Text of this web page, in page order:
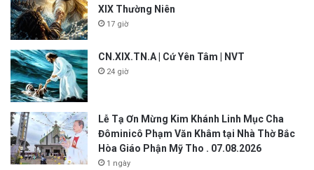
XIX Thường Niên
17 giờ
CN.XIX.TN.A | Cứ Yên Tâm | NVT
24 giờ
Lễ Tạ Ơn Mừng Kim Khánh Linh Mục Cha
Đôminicô Phạm Văn Khâm tại Nhà Thờ Bắc
Hòa Giáo Phận Mỹ Tho . 07.08.2026
1 ngày